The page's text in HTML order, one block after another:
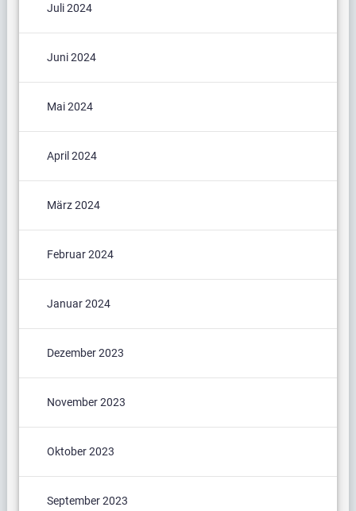
Juli 2024
Juni 2024
Mai 2024
April 2024
März 2024
Februar 2024
Januar 2024
Dezember 2023
November 2023
Oktober 2023
September 2023